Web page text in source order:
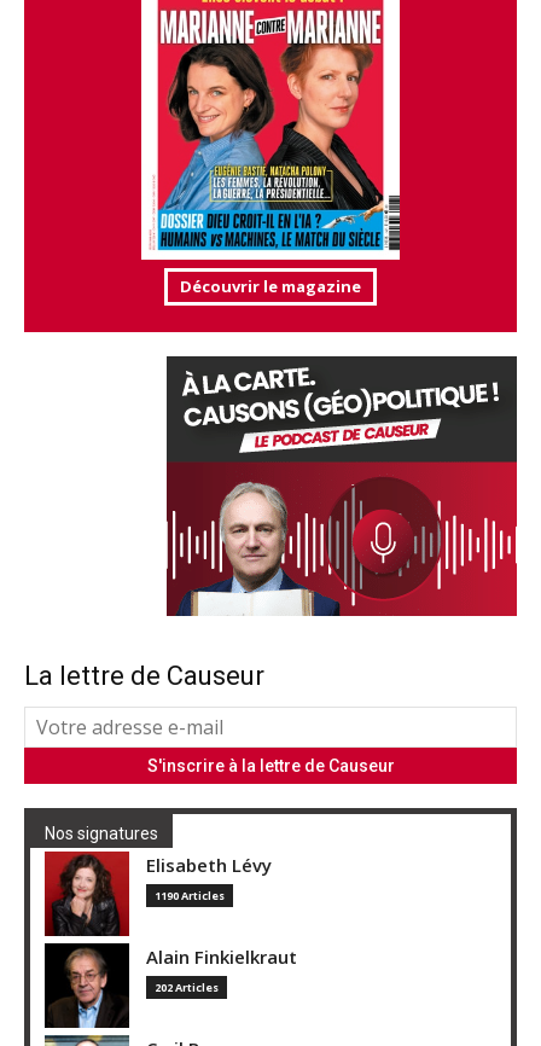
Découvrir le magazine
La lettre de Causeur
Nos signatures
Elisabeth Lévy
1190 Articles
Alain Finkielkraut
202 Articles